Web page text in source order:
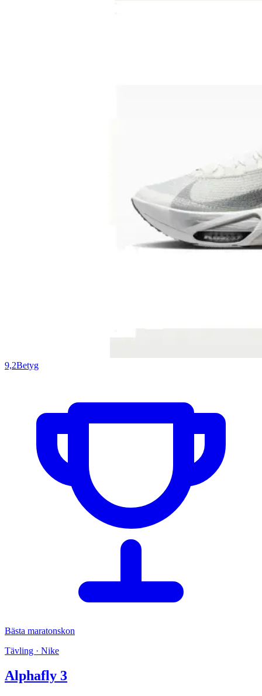
9,2Betyg
Bästa maratonskon
Tävling · Nike
Alphafly 3